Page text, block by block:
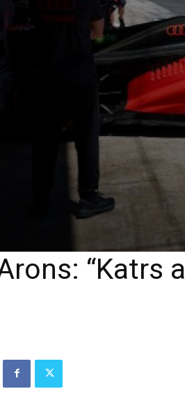
“Katrs